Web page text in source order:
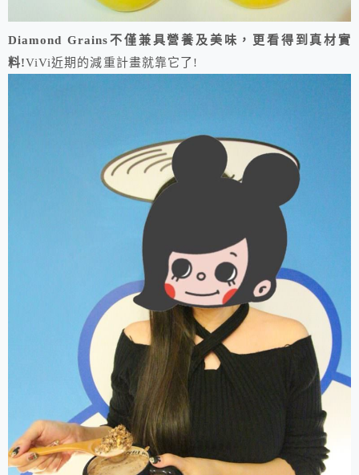
Diamond Grains不僅兼具營養及美味，更看得到真材實
料!ViVi近期的減重計畫就靠它了!